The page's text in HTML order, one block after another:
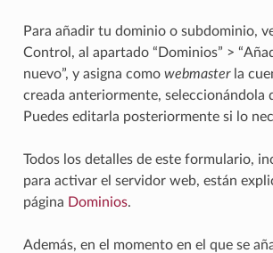
Para añadir tu dominio o subdominio,
Control, al apartado “Dominios” >
nuevo”, y asigna como webmasterla
creada anteriormente, seleccionándola
Puedes editarla posteriormente si lo
Todos los detalles de este formulario,
para activar el servidor web, están
página Dominios.
Además, en el momento en el que se